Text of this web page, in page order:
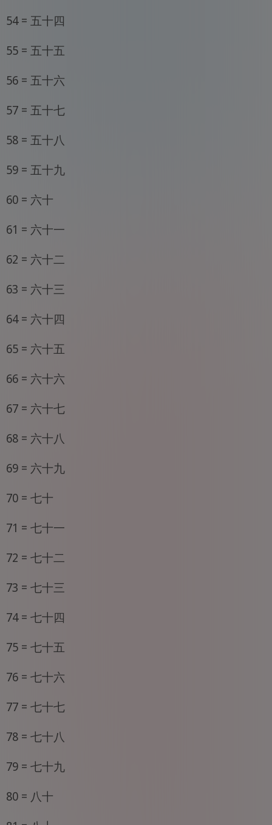
54 = 五十四
55 = 五十五
56 = 五十六
57 = 五十七
58 = 五十八
59 = 五十九
60 = 六十
61 = 六十一
62 = 六十二
63 = 六十三
64 = 六十四
65 = 六十五
66 = 六十六
67 = 六十七
68 = 六十八
69 = 六十九
70 = 七十
71 = 七十一
72 = 七十二
73 = 七十三
74 = 七十四
75 = 七十五
76 = 七十六
77 = 七十七
78 = 七十八
79 = 七十九
80 = 八十